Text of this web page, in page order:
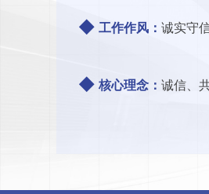
◆ 工作作风： 诚实守
◆ 核心理念： 诚信、